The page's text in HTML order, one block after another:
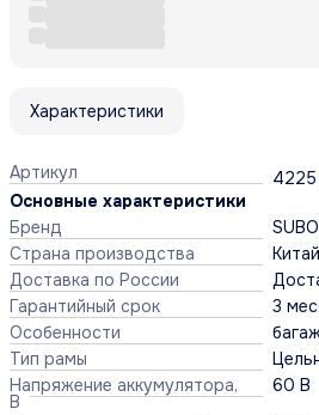
Характеристики
Артикул
4225
Основные характеристики
Бренд
Страна производства
Китай
Доставка по России
Гарантийный срок
3
Особенности
Тип рамы
Напряжение аккумулятора,
В
60 В